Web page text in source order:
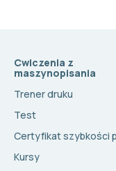
Cwiczenia z
maszynopisania
Trener druku
Test
Certyfikat szybkości
Kursy